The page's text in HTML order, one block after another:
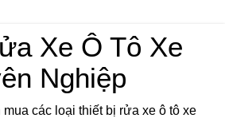
Xe Ô Tô Xe
Nghiệp
các loại thiết bị rửa xe ô tô xe